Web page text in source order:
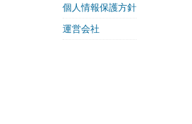
個人情報保護方針
運営会社